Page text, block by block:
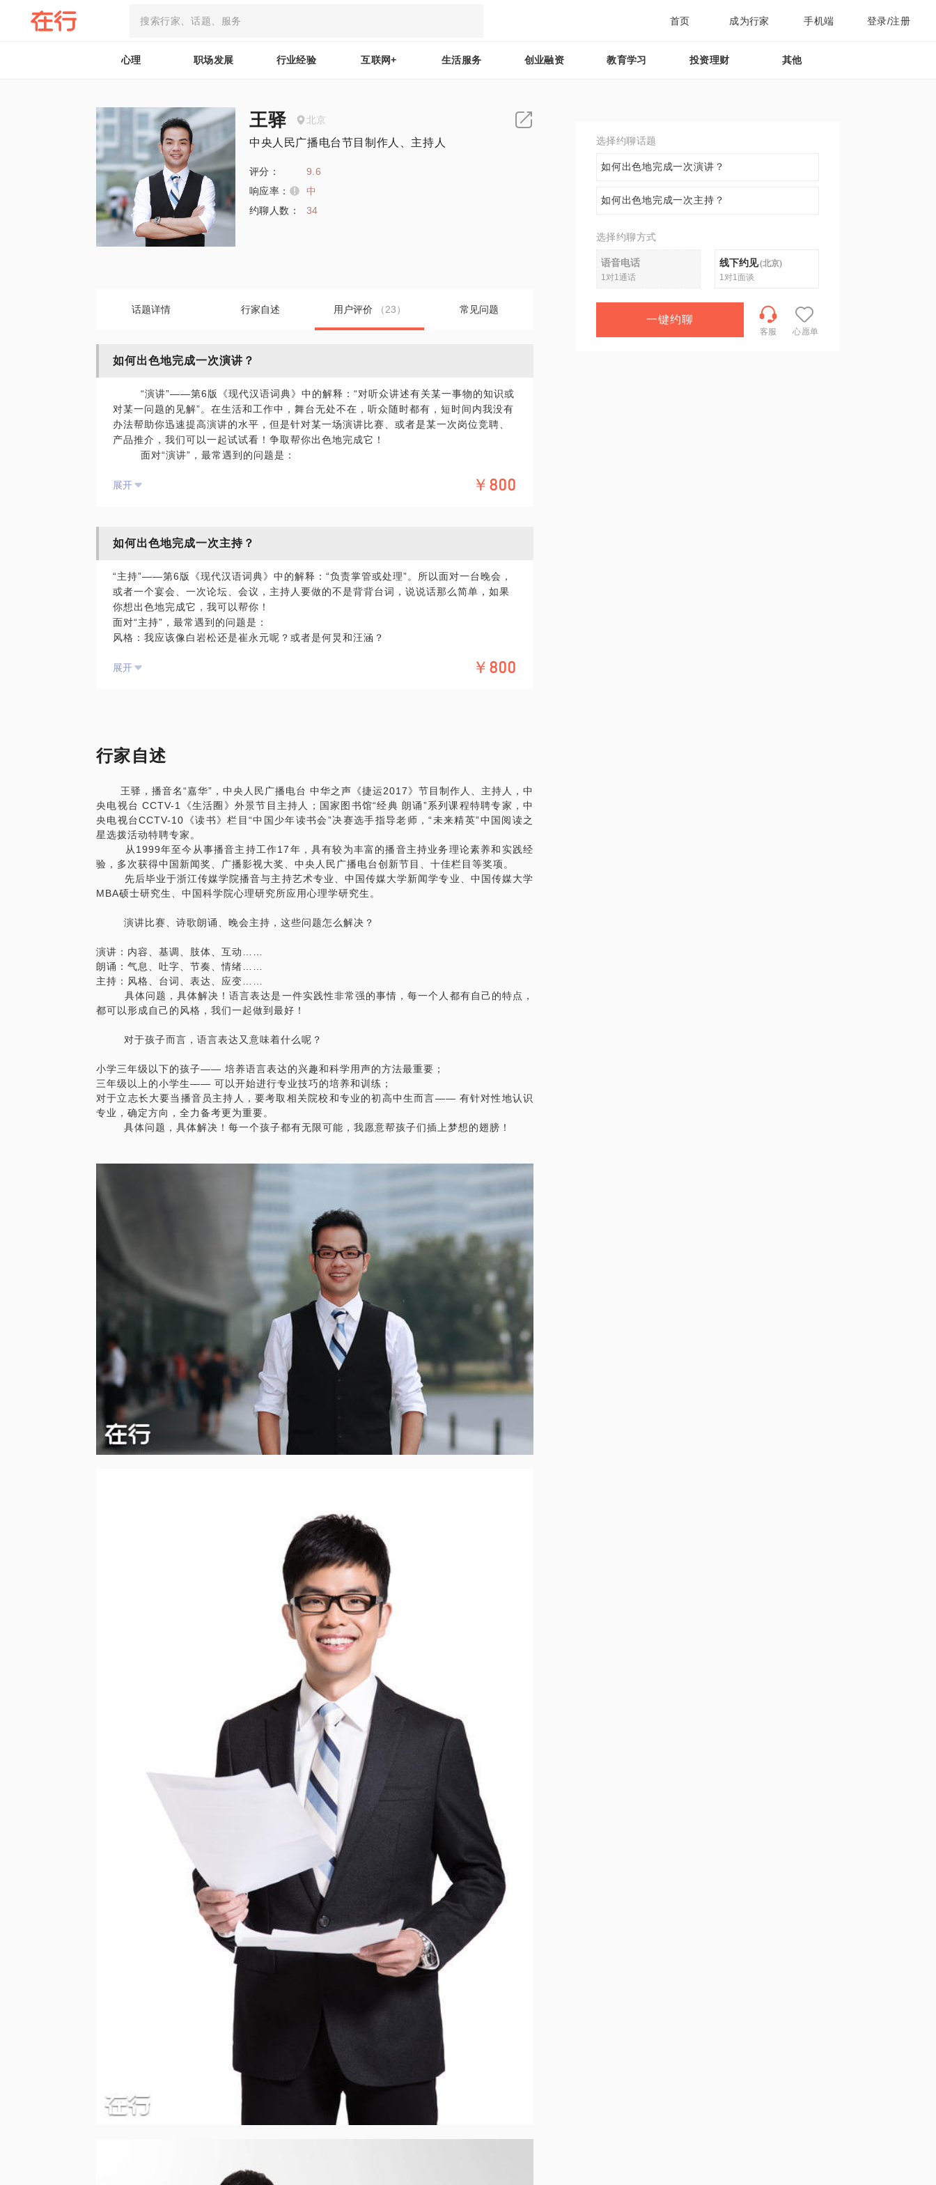
首页 成为行家 手机端 登录/注册
心理 职场发展 行业经验 互联网+ 生活服务 创业融资 教育学习 投资理财 其他
王驿 北京
中央人民广播电台节目制作人、主持人
评分：
9.6
响应率：
中
约聊人数：
34
话题详情 行家自述 用户评价 （23） 常见问题
如何出色地完成一次演讲？
“演讲”——第6版《现代汉语词典》中的解释：“对听众讲述有关某一事物的知识或
对某一问题的见解”。在生活和工作中，舞台无处不在，听众随时都有，短时间内我没有
办法帮助你迅速提高演讲的水平，但是针对某一场演讲比赛、或者是某一次岗位竞聘、
产品推介，我们可以一起试试看！争取帮你出色地完成它！
面对“演讲”，最常遇到的问题是：
内容：一般会有两种极端，要么是主题实在太大了，我不知道稿子该怎么写？要么是内
语言：我普通话不标准怎么办？我嗓子是哑的怎么办？
演讲的终极目的是“共情”。不但要让听众产生“共鸣”，还应该要“共情”，这是借鉴
了心理学中的一个概念，从受众的角度出发，而不是从演讲者的角度出发，要设身处地
去理解受众的需求，包括受众从你的演讲中期待解决的问题以及从中可以获得的情感需
求。
以帮你一起梳理：
语言：怎样清晰、准确地传递讲演信息？怎样提升演讲中语言表达的感染力？
互动：建立与受众之间的沟通渠道，积极回应受众的现场反馈。
为了保证讲解具有针对性，请学员提前沟通，先进行课前的相关准备。
展开 ￥800
如何出色地完成一次主持？
“主持”——第6版《现代汉语词典》中的解释：“负责掌管或处理”。所以面对一台晚会，
或者一个宴会、一次论坛、会议，主持人要做的不是背背台词，说说话那么简单，如果
你想出色地完成它，我可以帮你！
面对“主持”，最常遇到的问题是：
风格：我应该像白岩松还是崔永元呢？或者是何炅和汪涵？
表达：紧张怎么办？我该穿什么？我怎么跟搭档互动？
所以主持一台晚会，或者是一个论坛，需要考虑的因素非常多，我可以帮你一起梳理：
风格：每个人的人格特质都是绝无仅有的，所以每一个主持人都应该有自己的风格。
表达：不论单人主持还是双人主持，需要掌握最基本的舞台语言技巧。
应变：对现场可能出现的状况进行预设和演练。
为了保证讲解具有针对性，请学员提前沟通，先进行课前的相关准备。
展开 ￥800
行家自述
王驿，播音名“嘉华”，中央人民广播电台 中华之声《捷运2017》节目制作人、主持人，中
央电视台 CCTV-1《生活圈》外景节目主持人；国家图书馆“经典 朗诵”系列课程特聘专家，中
央电视台CCTV-10《读书》栏目“中国少年读书会”决赛选手指导老师，“未来精英”中国阅读之
星选拨活动特聘专家。
从1999年至今从事播音主持工作17年，具有较为丰富的播音主持业务理论素养和实践经
验，多次获得中国新闻奖、广播影视大奖、中央人民广播电台创新节目、十佳栏目等奖项。
先后毕业于浙江传媒学院播音与主持艺术专业、中国传媒大学新闻学专业、中国传媒大学
MBA硕士研究生、中国科学院心理研究所应用心理学研究生。
演讲比赛、诗歌朗诵、晚会主持，这些问题怎么解决？
演讲：内容、基调、肢体、互动……
朗诵：气息、吐字、节奏、情绪……
主持：风格、台词、表达、应变……
具体问题，具体解决！语言表达是一件实践性非常强的事情，每一个人都有自己的特点，
都可以形成自己的风格，我们一起做到最好！
对于孩子而言，语言表达又意味着什么呢？
小学三年级以下的孩子—— 培养语言表达的兴趣和科学用声的方法最重要；
三年级以上的小学生—— 可以开始进行专业技巧的培养和训练；
对于立志长大要当播音员主持人，要考取相关院校和专业的初高中生而言—— 有针对性地认识
专业，确定方向，全力备考更为重要。
具体问题，具体解决！每一个孩子都有无限可能，我愿意帮孩子们插上梦想的翅膀！
选择约聊话题
如何出色地完成一次演讲？
如何出色地完成一次主持？
选择约聊方式
语音电话
1对1通话
线下约见(北京)
1对1面谈
一键约聊
客服 心愿单